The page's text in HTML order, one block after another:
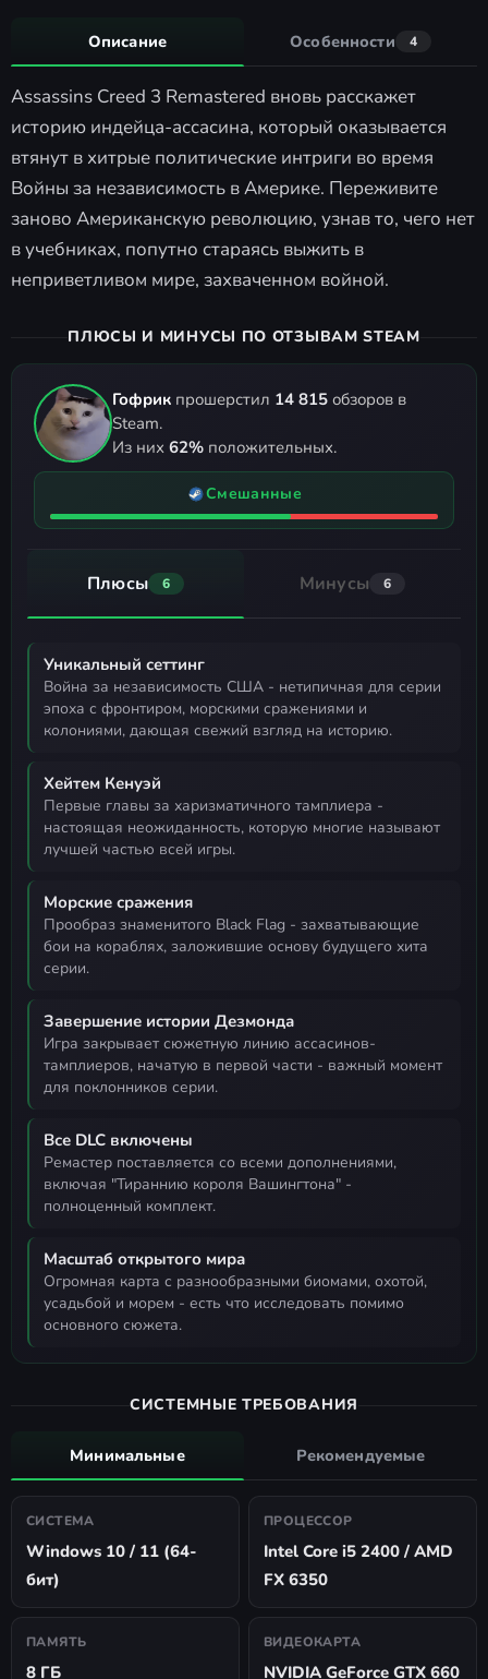
Описание Особенности 4
Assassins Creed 3 Remastered вновь расскажет
историю индейца-ассасина, который оказывается
втянут в хитрые политические интриги во время
Войны за независимость в Америке. Переживите
заново Американскую революцию, узнав то, чего нет
в учебниках, попутно стараясь выжить в
неприветливом мире, захваченном войной.
ПЛЮСЫ И МИНУСЫ ПО ОТЗЫВАМ STEAM
Гофрик прошерстил 14 815 обзоров в
Steam.
Из них 62% положительных.
Смешанные
Плюсы 6 Минусы 6
Уникальный сеттинг
война за независимость США - нетипичная для серии
эпоха с фронтиром, морскими сражениями и
колониями, дающая свежий взгляд на историю.
Хейтем Кенуэй
первые главы за харизматичного тамплиера -
настоящая неожиданность, которую многие называют
лучшей частью всей игры.
Морские сражения
прообраз знаменитого Black Flag - захватывающие
бои на кораблях, заложившие основу будущего хита
серии.
Завершение истории Дезмонда
игра закрывает сюжетную линию ассасинов-
тамплиеров, начатую в первой части - важный момент
для поклонников серии.
Все DLC включены
ремастер поставляется со всеми дополнениями,
включая "Тираннию короля Вашингтона" -
полноценный комплект.
Масштаб открытого мира
огромная карта с разнообразными биомами, охотой,
усадьбой и морем - есть что исследовать помимо
основного сюжета.
СИСТЕМНЫЕ ТРЕБОВАНИЯ
Минимальные Рекомендуемые
СИСТЕМА
Windows 10 / 11 (64-
бит)
ПРОЦЕССОР
Intel Core i5 2400 / AMD
FX 6350
ПАМЯТЬ
8 ГБ
ВИДЕОКАРТА
NVIDIA GeForce GTX 660